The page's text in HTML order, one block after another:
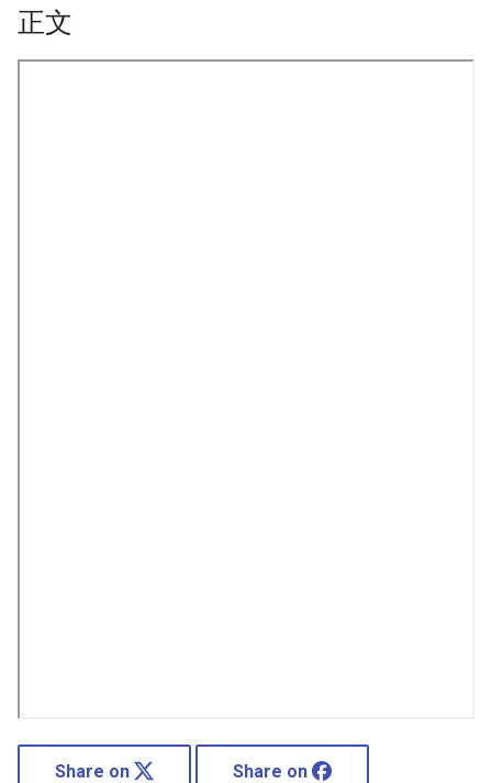
正文
Share on Share on